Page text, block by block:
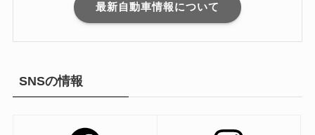
最新自動車情報について
SNSの情報